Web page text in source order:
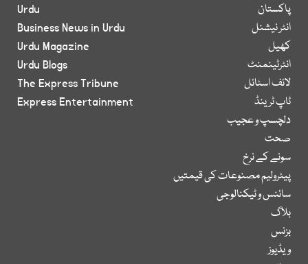
پاکستان
انٹر نیشنل
کھیل
انٹرٹینمنٹ
لائف اسٹائل
ٹاپ ٹرینڈ
دلچسپ و عجیب
صحت
سونے کے نرخ
پیٹرولیم مصنوعات کی قیمتیں
سائنس و ٹیکنالوجی
بلاگ
بزنس
ویڈیوز
Urdu
Business News in Urdu
Urdu Magazine
Urdu Blogs
The Express Tribune
Express Entertainment